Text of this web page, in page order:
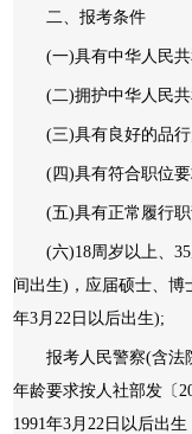
二、报考条件
(一)具有中华人民共
(二)拥护中华人民共
(三)具有良好的品行
(四)具有符合职位要
(五)具有正常履行职
(六)18周岁以上、35
间出生)，应届硕士、博
年3月22日以后出生);
报考人民警察(含法院
年龄要求按人社部发〔
1991年3月22日以后出